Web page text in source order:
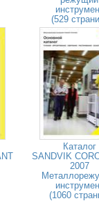
(529
Каталог
SANDVIK
2007
(1060